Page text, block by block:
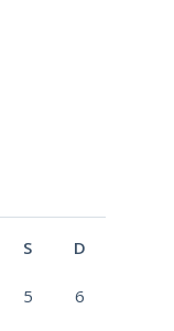
S D
5 6